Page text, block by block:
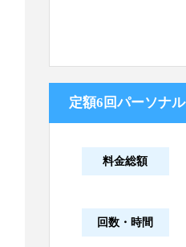
定額6回パーソナル
料金総額
回数・時間